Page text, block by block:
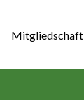
Mitgliedschaft